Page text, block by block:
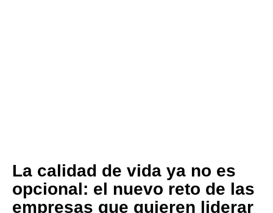
La calidad de vida ya no es
opcional: el nuevo reto de las
empresas que quieren liderar